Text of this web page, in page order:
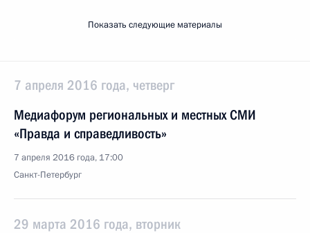
Показать следующие материалы
7 апреля 2016 года, четверг
Медиафорум региональных и местных СМИ
«Правда и справедливость»
7 апреля 2016 года, 17:00
Санкт-Петербург
29 марта 2016 года, вторник